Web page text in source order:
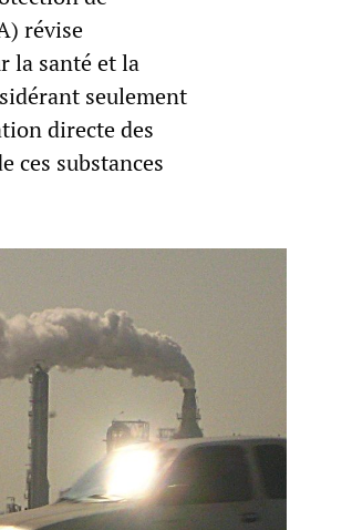
révise
la santé et la
seulement
directe des
ces substances